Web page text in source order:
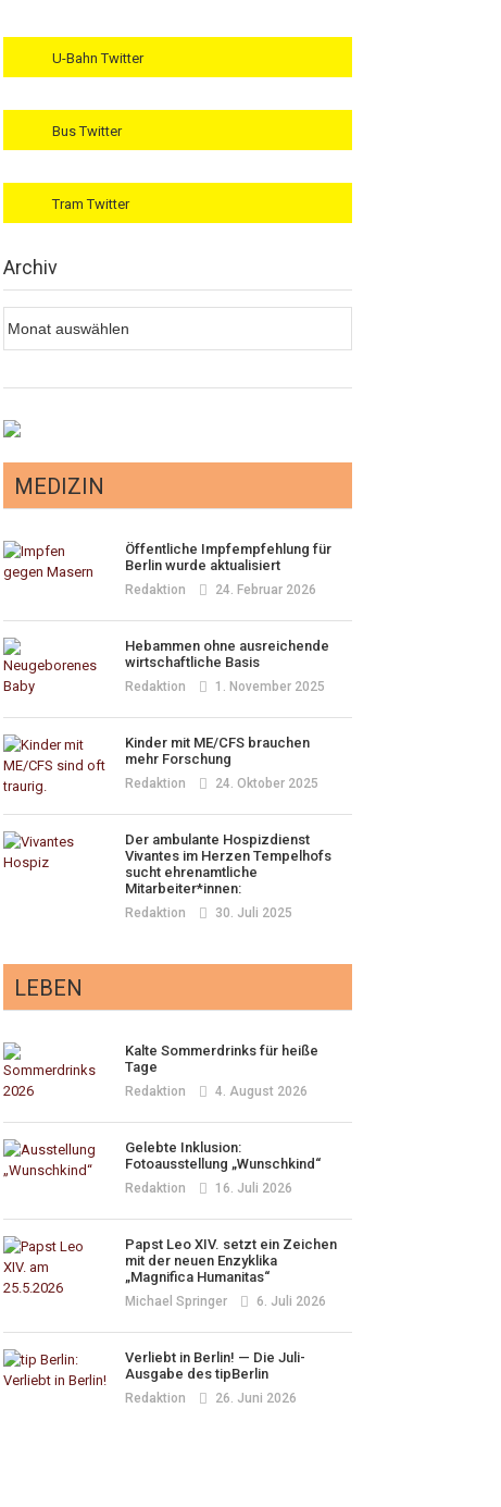
U-Bahn Twitter
Bus Twitter
Tram Twitter
Archiv
MEDIZIN
Öffentliche Impfempfehlung für
Berlin wurde aktualisiert
Redaktion 24. Februar 2026
Hebammen ohne ausreichende
wirtschaftliche Basis
Redaktion 1. November 2025
Kinder mit ME/CFS brauchen
mehr Forschung
Redaktion 24. Oktober 2025
Der ambulante Hospizdienst
Vivantes im Herzen Tempelhofs
sucht ehrenamtliche
Mitarbeiter*innen:
Redaktion 30. Juli 2025
LEBEN
Kalte Sommerdrinks für heiße
Tage
Redaktion 4. August 2026
Gelebte Inklusion:
Fotoausstellung „Wunschkind“
Redaktion 16. Juli 2026
Papst Leo XIV. setzt ein Zeichen
mit der neuen Enzyklika
„Magnifica Humanitas“
Michael Springer 6. Juli 2026
Verliebt in Berlin! — Die Juli-
Ausgabe des tipBerlin
Redaktion 26. Juni 2026